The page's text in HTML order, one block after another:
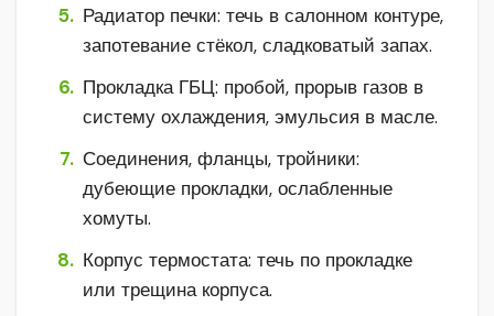
Радиатор печки: течь в салонном контуре,
запотевание стёкол, сладковатый запах.
Прокладка ГБЦ: пробой, прорыв газов в
систему охлаждения, эмульсия в масле.
Соединения, фланцы, тройники:
дубеющие прокладки, ослабленные
хомуты.
Корпус термостата: течь по прокладке
или трещина корпуса.